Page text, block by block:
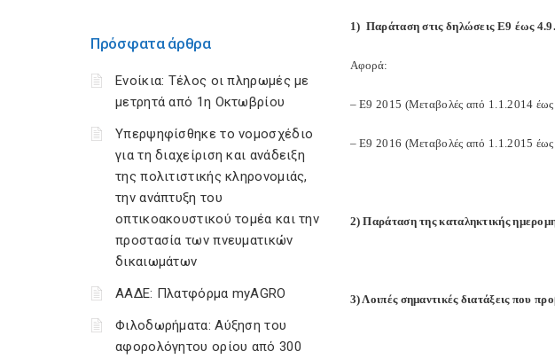
Πρόσφατα άρθρα
Ενοίκια: Τέλος οι πληρωμές με
μετρητά από 1η Οκτωβρίου
Υπερψηφίσθηκε το νομοσχέδιο
για τη διαχείριση και ανάδειξη
της πολιτιστικής κληρονομιάς,
την ανάπτυξη του
οπτικοακουστικού τομέα και την
προστασία των πνευματικών
δικαιωμάτων
ΑΑΔΕ: Πλατφόρμα myAGRO
Φιλοδωρήματα: Αύξηση του
αφορολόγητου ορίου από 300
1) Παράταση στις δηλώσεις Ε9 έως
Αφορά:
– Ε9 2015 (Μεταβολές από 1.1.2014
– Ε9 2016 (Μεταβολές από 1.1.2015 έως
2) Παράταση της καταληκτικής
3) Λοιπές σημαντικές διατάξεις που